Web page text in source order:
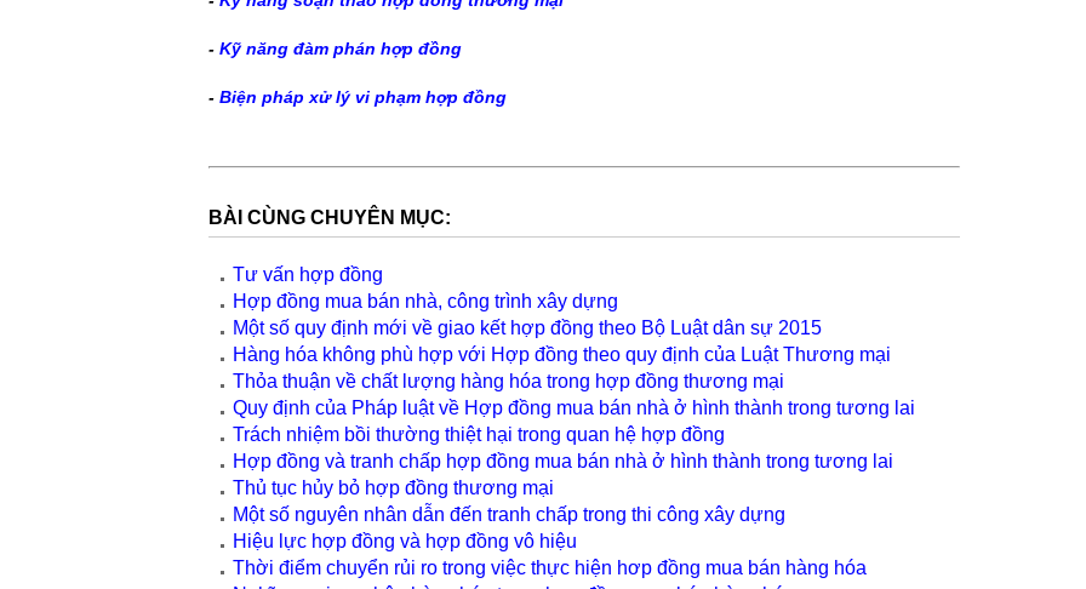
- Kỹ năng đàm phán hợp đồng
- Biện pháp xử lý vi phạm hợp đồng
BÀI CÙNG CHUYÊN MỤC:
Tư vấn hợp đồng
Hợp đồng mua bán nhà, công trình xây dựng
Một số quy định mới về giao kết hợp đồng theo Bộ Luật dân sự 2015
Hàng hóa không phù hợp với Hợp đồng theo quy định của Luật Thương mại
Thỏa thuận về chất lượng hàng hóa trong hợp đồng thương mại
Quy định của Pháp luật về Hợp đồng mua bán nhà ở hình thành trong tương lai
Trách nhiệm bồi thường thiệt hại trong quan hệ hợp đồng
Hợp đồng và tranh chấp hợp đồng mua bán nhà ở hình thành trong tương lai
Thủ tục hủy bỏ hợp đồng thương mại
Một số nguyên nhân dẫn đến tranh chấp trong thi công xây dựng
Hiệu lực hợp đồng và hợp đồng vô hiệu
Thời điểm chuyển rủi ro trong việc thực hiện hơp đồng mua bán hàng hóa